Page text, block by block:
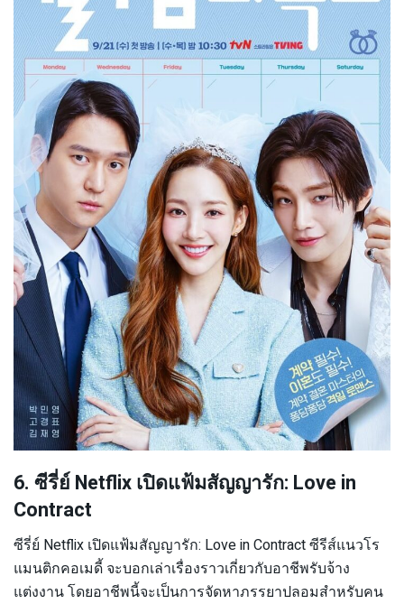
6. ซีรี่ย์ Netflix เปิดแฟ้มสัญญารัก: Love in
Contract
ซีรี่ย์ Netflix เปิดแฟ้มสัญญารัก: Love in Contract ซีรีส์แนวโร
แมนติกคอเมดี้ จะบอกเล่าเรื่องราวเกี่ยวกับอาชีพรับจ้าง
แต่งงาน โดยอาชีพนี้จะเป็นการจัดหาภรรยาปลอมสำหรับคน